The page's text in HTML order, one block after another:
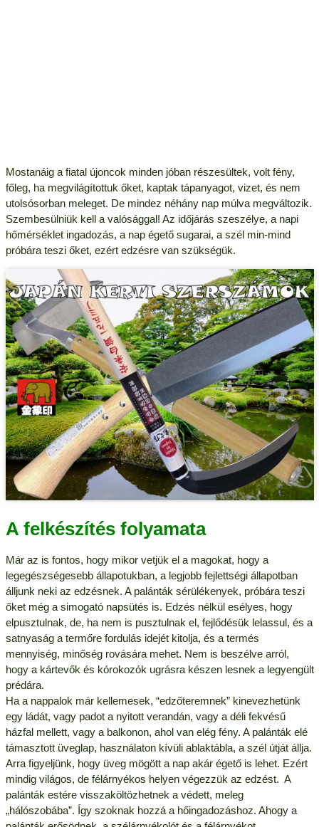
Mostanáig a fiatal újoncok minden jóban részesültek, volt fény,
főleg, ha megvilágítottuk őket, kaptak tápanyagot, vizet, és nem
utolsósorban meleget. De mindez néhány nap múlva megváltozik.
Szembesülniük kell a valósággal! Az időjárás szeszélye, a napi
hőmérséklet ingadozás, a nap égető sugarai, a szél min-mind
próbára teszi őket, ezért edzésre van szükségük.
A felkészítés folyamata
Már az is fontos, hogy mikor vetjük el a magokat, hogy a
legegészségesebb állapotukban, a legjobb fejlettségi állapotban
álljunk neki az edzésnek. A palánták sérülékenyek, próbára teszi
őket még a simogató napsütés is. Edzés nélkül esélyes, hogy
elpusztulnak, de, ha nem is pusztulnak el, fejlődésük lelassul, és a
satnyaság a termőre fordulás idejét kitolja, és a termés
mennyiség, minőség rovására mehet. Nem is beszélve arról,
hogy a kártevők és kórokozók ugrásra készen lesnek a legyengült
prédára.
Ha a nappalok már kellemesek, “edzőteremnek” kinevezhetünk
egy ládát, vagy padot a nyitott verandán, vagy a déli fekvésű
házfal mellett, vagy a balkonon, ahol van elég fény. A palánták elé
támasztott üveglap, használaton kívüli ablaktábla, a szél útját állja.
Arra figyeljünk, hogy üveg mögött a nap akár égető is lehet. Ezért
mindig világos, de félárnyékos helyen végezzük az edzést. A
palánták estére visszaköltözhetnek a védett, meleg
„hálószobába”. Így szoknak hozzá a hőingadozáshoz. Ahogy a